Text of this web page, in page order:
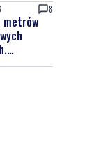
8
metrów